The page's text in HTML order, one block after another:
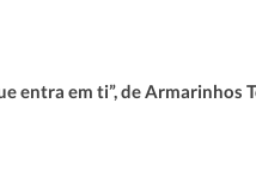
entra em ti”, de Armarinhos